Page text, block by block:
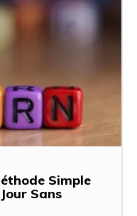
Simple
Sans